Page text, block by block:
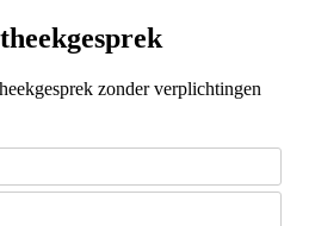
zonder verplichtingen